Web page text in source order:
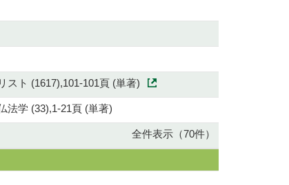
ト (1617),101-101頁 (単著)
法学 (33),1-21頁 (単著)
全件表示（70件）